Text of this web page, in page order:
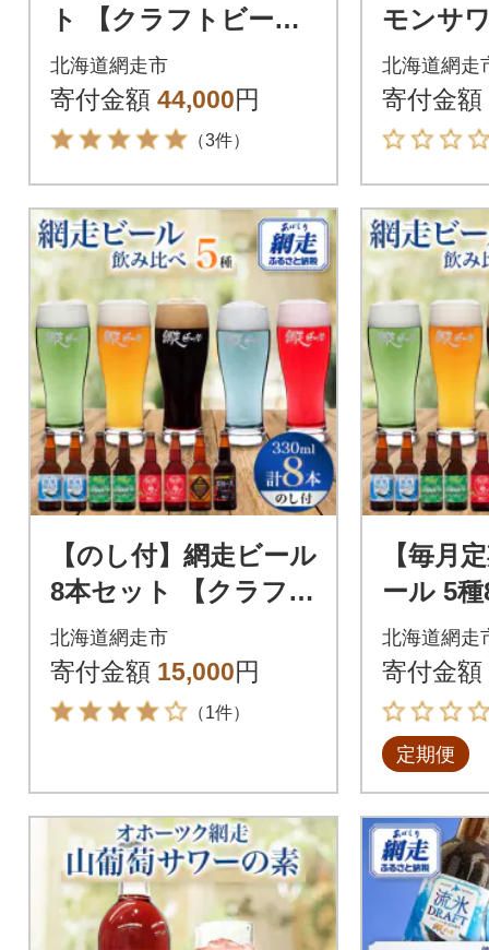
ト 【クラフトビー
ル】
北海道網走市
寄付金額 44,000円
（3件）
モンサ
ml×12本
北海道網走
寄付金額
【のし付】網走ビール
8本セット 【クラフト
ビール】
北海道網走市
寄付金額 15,000円
（1件）
【毎月
ール 5
【クラ
全6回
北海道網走
寄付金額
定期便